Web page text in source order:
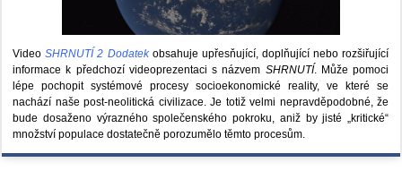
VideoSHRNUTÍ 2 Dodatekobsahuje upřesňující, doplňující nebo rozšiřující
informace k předchozí videoprezentaci s názvem SHRNUTÍ. Může pomoci
lépe pochopit systémové procesy socioekonomické reality, ve které se
nachází naše post-neolitická civilizace. Je totiž velmi nepravděpodobné, že
bude dosaženo výrazného společenského pokroku, aniž by jisté „kritické“
množství populace dostatečně porozumělo těmto procesům.